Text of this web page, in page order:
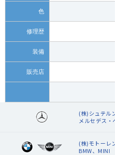
色
修理歴
装備
販売店
(株)シュテル
メルセデス・
(株)モトーレ
BMW、MINI